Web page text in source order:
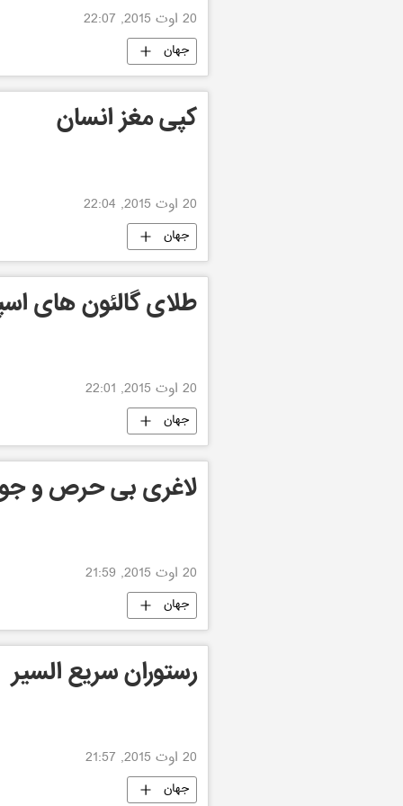
20 اوت 2015, 22:07
جهان
کپی مغز انسان
20 اوت 2015, 22:04
جهان
طلای گالئون های
20 اوت 2015, 22:01
جهان
لاغری بی حرص و
20 اوت 2015, 21:59
جهان
رستوران سریع السیر
20 اوت 2015, 21:57
جهان